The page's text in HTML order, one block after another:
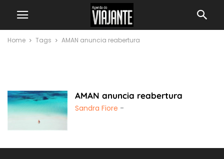
Home Tags AMAN anuncia reabertura
AMAN anuncia reabertura
Sandra Fiore -